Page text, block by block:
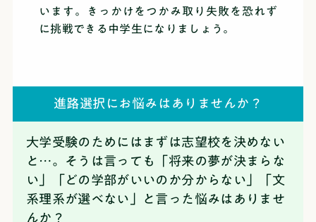
います。きっかけをつかみ取り失敗を恐れず
に挑戦できる中学生になりましょう。
進路選択にお悩みはありませんか？
大学受験のためにはまずは志望校を決めない
と…。そうは言っても「将来の夢が決まらな
い」「どの学部がいいのか分からない」「文
系理系が選べない」と言った悩みはありませ
んか？